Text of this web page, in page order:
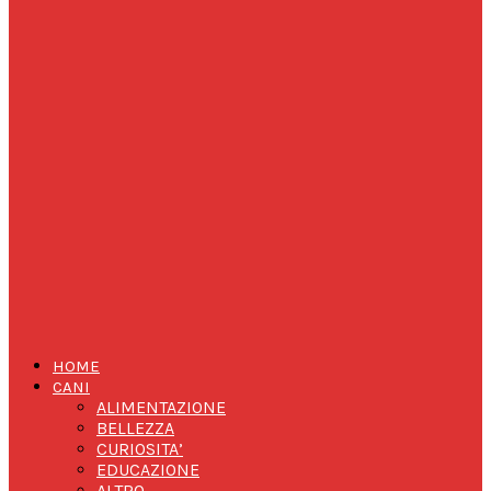
HOME
CANI
ALIMENTAZIONE
BELLEZZA
CURIOSITA’
EDUCAZIONE